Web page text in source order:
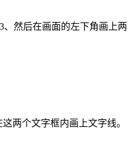
然后在画面的左下角画上两
两个文字框内画上文字线。